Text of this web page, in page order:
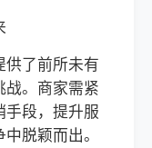
供了前所未有
战。商家需紧
手段，提升服
脱颖而出。